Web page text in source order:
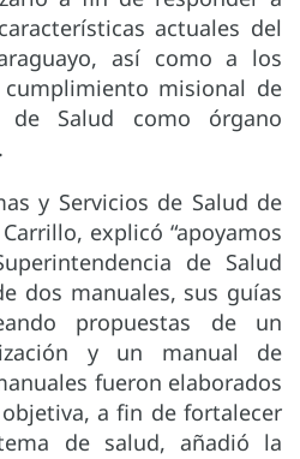
actuales del
así como a los
misional de
de Salud como órgano
y Servicios de Salud de
explicó “apoyamos
de Salud
dos manuales, sus guías
propuestas de un
y un manual de
fueron elaborados
a fin de fortalecer
de salud, añadió la